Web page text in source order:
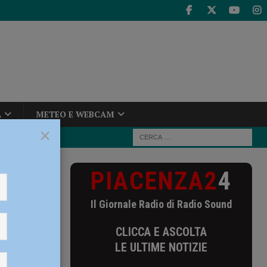
METEO E WEBCAM
ferita al
PIACENZA24
Il Giornale Radio di Radio Sound
CLICCA E ASCOLTA
LE ULTIME NOTIZIE
×